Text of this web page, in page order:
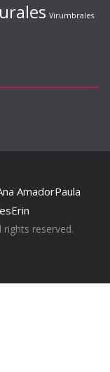
Virumbrales
AmadorPaula
Erin
rights reserved.